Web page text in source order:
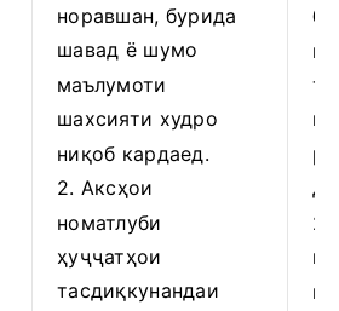
норавшан, бурида
шавад ё шумо
маълумоти
шахсияти худро
ниқоб кардаед.
2. Аксҳои
номатлуби
ҳуҷҷатҳои
тасдиқкунандаи
2.